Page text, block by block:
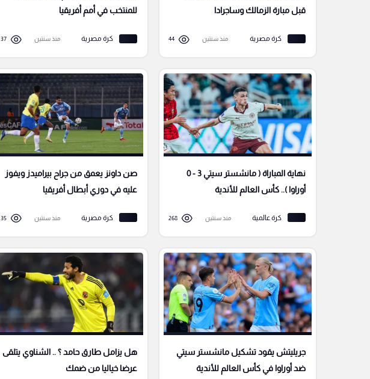
كرة مصرية
قبل مبارة الزمالك وساجرادا
منذ سنتين 44 كرة مصرية
للمنتخب في أمم أفريقيا
منذ سنتين 37
كرة عالمية
نهاية المباراة ( مانشستر سيتي 3 - 0
أوراوا ).. كأس العالم للأندية
منذ سنتين 268 كرة مصرية
صن داونز يعمق من جراح بيراميدز ويفوز
عليه في دوري أبطال أفريقيا
منذ سنتين 35
جريليتش يقود تشكيل مانشستر سيتي
ضد أوراوا في كأس العالم للأندية
هل يزامل طارق حامد ؟ .. الشناوي يتلقى
عرضا خياليا من ضمك